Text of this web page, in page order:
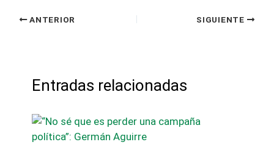
ANTERIOR SIGUIENTE
Entradas relacionadas